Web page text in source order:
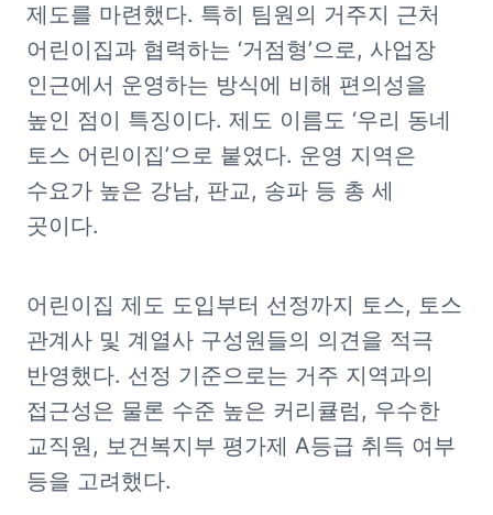
제도를 마련했다. 특히 팀원의 거주지 근처
어린이집과 협력하는 ‘거점형’으로, 사업장
인근에서 운영하는 방식에 비해 편의성을
높인 점이 특징이다. 제도 이름도 ‘우리 동네
토스 어린이집’으로 붙였다. 운영 지역은
수요가 높은 강남, 판교, 송파 등 총 세
곳이다.
어린이집 제도 도입부터 선정까지 토스, 토스
관계사 및 계열사 구성원들의 의견을 적극
반영했다. 선정 기준으로는 거주 지역과의
접근성은 물론 수준 높은 커리큘럼, 우수한
교직원, 보건복지부 평가제 A등급 취득 여부
등을 고려했다.